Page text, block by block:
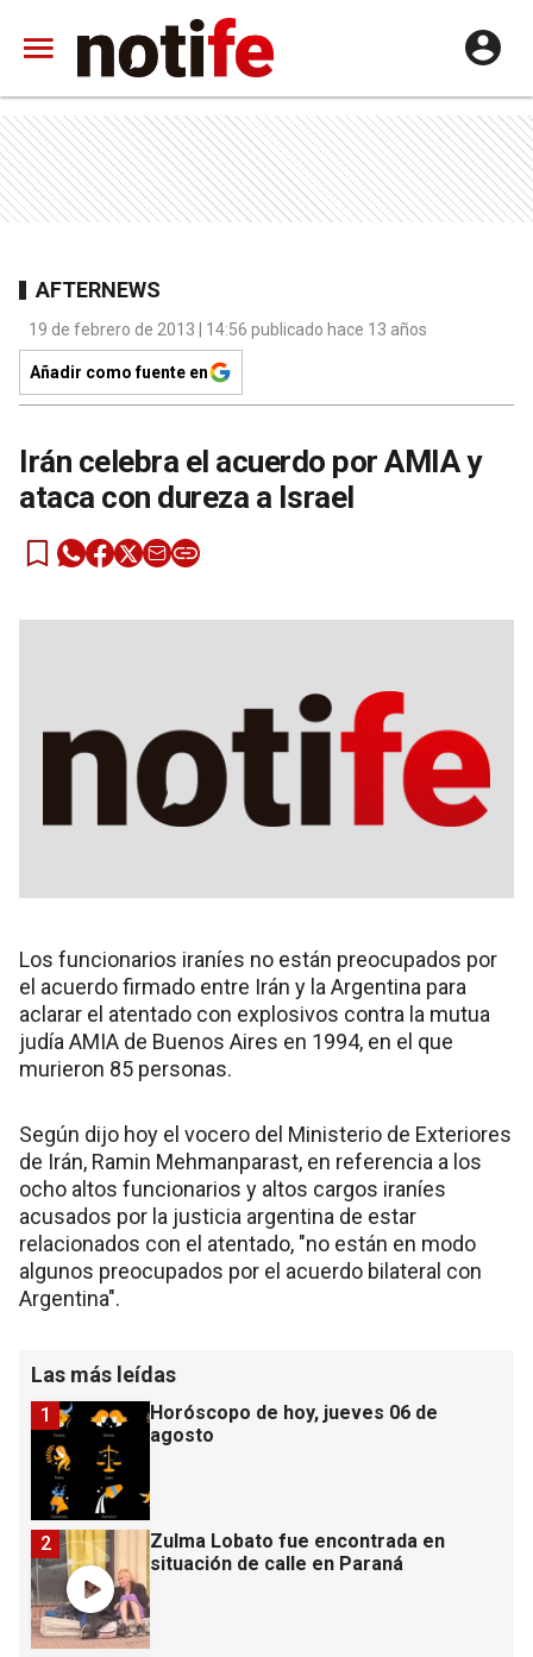
AFTERNEWS
19 de febrero de 2013 | 14:56 publicado hace 13 años
Añadir como fuente en
Irán celebra el acuerdo por AMIA y
ataca con dureza a Israel
Los funcionarios iraníes no están preocupados por
el acuerdo firmado entre Irán y la Argentina para
aclarar el atentado con explosivos contra la mutua
judía AMIA de Buenos Aires en 1994, en el que
murieron 85 personas.
Según dijo hoy el vocero del Ministerio de Exteriores
de Irán, Ramin Mehmanparast, en referencia a los
ocho altos funcionarios y altos cargos iraníes
acusados por la justicia argentina de estar
relacionados con el atentado, "no están en modo
algunos preocupados por el acuerdo bilateral con
Argentina".
Las más leídas
Horóscopo de hoy, jueves 06 de
agosto
1
Zulma Lobato fue encontrada en
situación de calle en Paraná
2